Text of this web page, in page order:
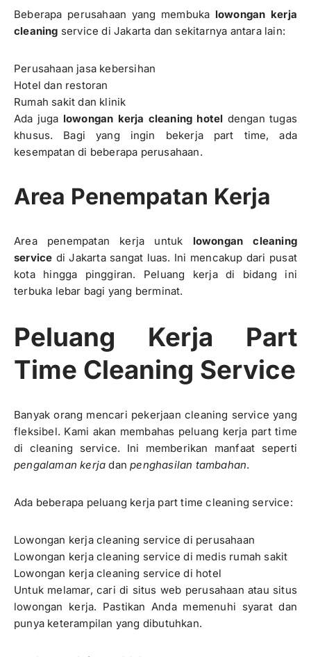
Beberapa perusahaan yang membuka lowongan kerja
cleaning service di Jakarta dan sekitarnya antara lain:
Perusahaan jasa kebersihan
Hotel dan restoran
Rumah sakit dan klinik
Ada juga lowongan kerja cleaning hotel dengan tugas
khusus. Bagi yang ingin bekerja part time, ada
kesempatan di beberapa perusahaan.
Area Penempatan Kerja
Area penempatan kerja untuk lowongan cleaning
service di Jakarta sangat luas. Ini mencakup dari pusat
kota hingga pinggiran. Peluang kerja di bidang ini
terbuka lebar bagi yang berminat.
Peluang Kerja Part
Time Cleaning Service
Banyak orang mencari pekerjaan cleaning service yang
fleksibel. Kami akan membahas peluang kerja part time
di cleaning service. Ini memberikan manfaat seperti
pengalaman kerja danpenghasilan tambahan.
Ada beberapa peluang kerja part time cleaning service:
Lowongan kerja cleaning service di perusahaan
Lowongan kerja cleaning service di medis rumah sakit
Lowongan kerja cleaning service di hotel
Untuk melamar, cari di situs web perusahaan atau situs
lowongan kerja. Pastikan Anda memenuhi syarat dan
punya keterampilan yang dibutuhkan.